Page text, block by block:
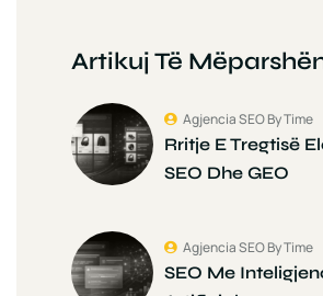
Artikuj Të
Rritje E Tregtisë
SEO Dhe GEO
Agjencia SEO By Time
SEO Me
Agjencia SEO By Time